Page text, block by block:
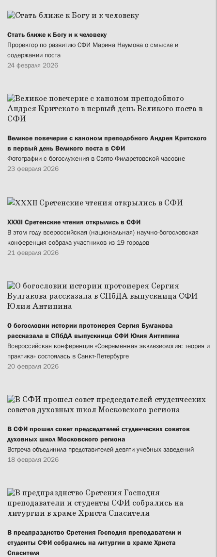
Стать ближе к Богу и к человеку
Проректор по развитию СФИ Марина Наумова о смысле и
содержании поста
24 февраля 2026
Великое повечерие с каноном преподобного Андрея Критского
в первый день Великого поста в СФИ
Фотографии с богослужения в Свято-Филаретовской часовне
23 февраля 2026
XXXII Сретенские чтения открылись в СФИ
В этом году всероссийская (национальная) научно-богословская
конференция собрала участников из 19 городов
21 февраля 2026
О богословии истории протоиерея Сергия Булгакова
рассказала в СПбДА выпускница СФИ Юлия Антипина
Всероссийская конференция «Современная экклезиология: теория и
практика» состоялась в Санкт-Петербурге
20 февраля 2026
В СФИ прошел совет председателей студенческих советов
духовных школ Московского региона
Встреча объединила представителей девяти учебных заведений
18 февраля 2026
В предпразднство Сретения Господня преподаватели и
студенты СФИ собрались на литургии в храме Христа
Спасителя